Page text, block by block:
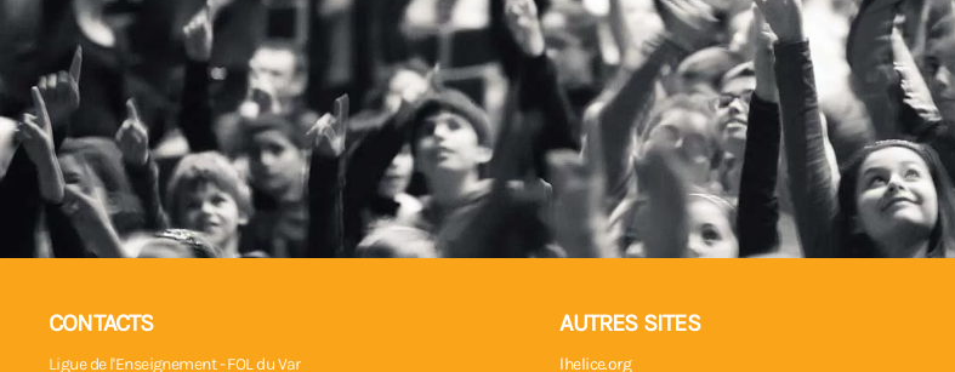
CONTACTS
Ligue de l'Enseignement - FOL du Var
AUTRES SITES
lhelice.org